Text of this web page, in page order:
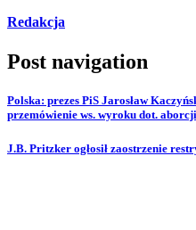
Redakcja
Post navigation
Polska: prezes PiS Jarosław
przemówienie ws. wyroku dot. aborcji
J.B. Pritzker ogłosił zaostrzenie